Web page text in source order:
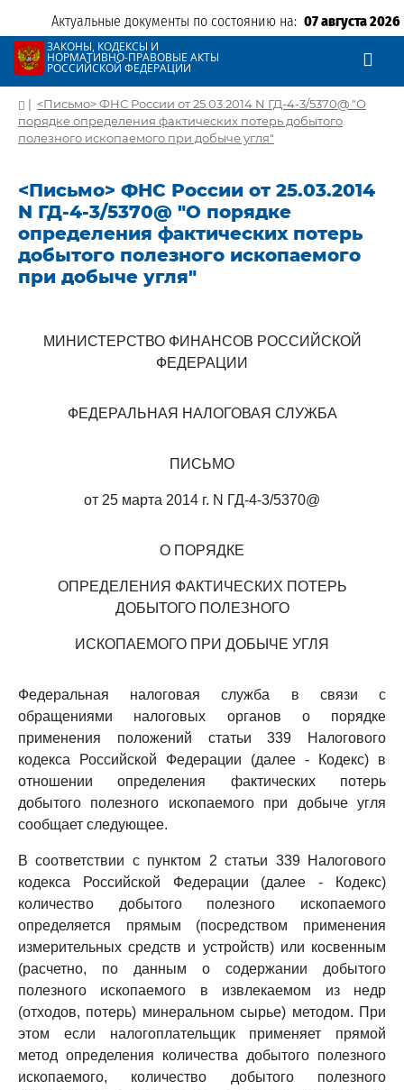
Актуальные документы по состоянию на: 07 августа 2026
ЗАКОНЫ, КОДЕКСЫ И
НОРМАТИВНО-ПРАВОВЫЕ АКТЫ
РОССИЙСКОЙ ФЕДЕРАЦИИ
| <Письмо> ФНС России от 25.03.2014 N ГД-4-3/5370@ "О
порядке определения фактических потерь добытого
полезного ископаемого при добыче угля"
<Письмо> ФНС России от 25.03.2014
N ГД-4-3/5370@ "О порядке
определения фактических потерь
добытого полезного ископаемого
при добыче угля"
МИНИСТЕРСТВО ФИНАНСОВ РОССИЙСКОЙ
ФЕДЕРАЦИИ
ФЕДЕРАЛЬНАЯ НАЛОГОВАЯ СЛУЖБА
ПИСЬМО
от 25 марта 2014 г. N ГД-4-3/5370@
О ПОРЯДКЕ
ОПРЕДЕЛЕНИЯ ФАКТИЧЕСКИХ ПОТЕРЬ
ДОБЫТОГО ПОЛЕЗНОГО
ИСКОПАЕМОГО ПРИ ДОБЫЧЕ УГЛЯ
Федеральная налоговая служба в связи с
обращениями налоговых органов о порядке
применения положений статьи 339 Налогового
кодекса Российской Федерации (далее - Кодекс) в
отношении определения фактических потерь
добытого полезного ископаемого при добыче угля
сообщает следующее.
В соответствии с пунктом 2 статьи 339 Налогового
кодекса Российской Федерации (далее - Кодекс)
количество добытого полезного ископаемого
определяется прямым (посредством применения
измерительных средств и устройств) или косвенным
(расчетно, по данным о содержании добытого
полезного ископаемого в извлекаемом из недр
(отходов, потерь) минеральном сырье) методом. При
этом если налогоплательщик применяет прямой
метод определения количества добытого полезного
ископаемого, количество добытого полезного